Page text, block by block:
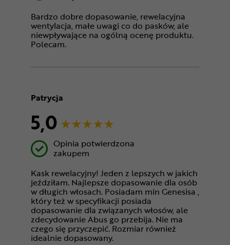
Bardzo dobre dopasowanie, rewelacyjna
wentylacja, małe uwagi co do pasków, ale
niewpływające na ogólną ocenę produktu.
Polecam.
Patrycja
5,0
Opinia potwierdzona
zakupem
Kask rewelacyjny! Jeden z lepszych w jakich
jeździłam. Najlepsze dopasowanie dla osób
w długich włosach. Posiadam min Genesisa ,
który też w specyfikacji posiada
dopasowanie dla związanych włosów, ale
zdecydowanie Abus go przebija. Nie ma
czego się przyczepić. Rozmiar również
idealnie dopasowany.